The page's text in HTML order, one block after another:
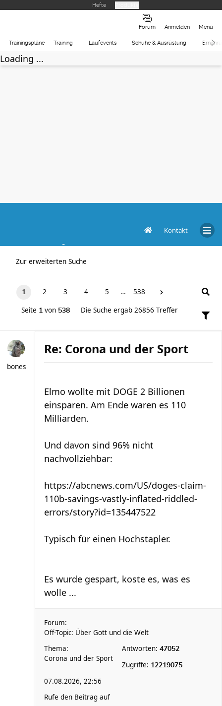
Hefte
Forum Anmelden Menü
Trainingspläne Training Laufevents Schuhe & Ausrüstung
Loading ...
Kontakt
Zur erweiterten Suche
1 2 3 4 5 … 538
Seite 1 von 538 Die Suche ergab 26856 Treffer
bones
Re: Corona und der Sport
Elmo wollte mit DOGE 2 Billionen
einsparen. Am Ende waren es 110
Milliarden.
Und davon sind 96% nicht
nachvollziehbar:
https://abcnews.com/US/doges-claim-
110b-savings-vastly-inflated-riddled-
errors/story?id=135447522
Typisch für einen Hochstapler.
Es wurde gespart, koste es, was es
wolle ...
Forum:
Off-Topic: Über Gott und die Welt
Thema:
Corona und der Sport
Antworten: 47052
Zugriffe: 12219075
07.08.2026, 22:56
Rufe den Beitrag auf